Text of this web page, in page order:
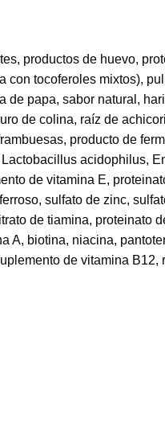
productos de huevo,
con tocoferoles mixtos),
de papa, sabor natural,
de colina, raíz de
producto de
acidophilus,
de vitamina E,
sulfato de zinc,
de tiamina, proteinato
A, biotina, niacina,
de vitamina B12,